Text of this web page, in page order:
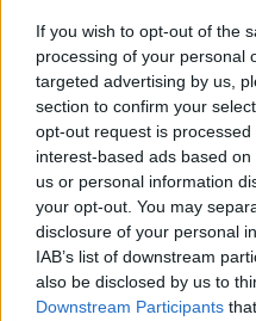
If you wish to opt-out of the
processing of your personal
targeted advertising by us,
section to confirm your
opt-out request is
interest-based ads based
us or personal information
your opt-out. You may
disclosure of your personal
IAB’s list of downstream
also be disclosed by us to
Downstream Participants